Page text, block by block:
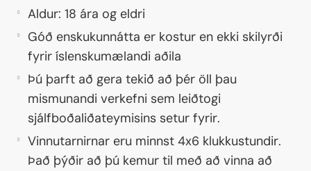
Aldur: 18 ára og eldri
Góð enskukunnátta er kostur en ekki skilyrði
fyrir íslenskumælandi aðila
Þú þarft að gera tekið að þér öll þau
mismunandi verkefni sem leiðtogi
sjálfboðaliðateymisins setur fyrir.
Vinnutarnirnar eru minnst 4x6 klukkustundir.
Það þýðir að þú kemur til með að vinna að